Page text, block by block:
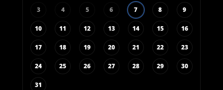
3 4 5 6 7 8 9
10 11 12 13 14 15 16
17 18 19 20 21 22 23
24 25 26 27 28 29 30
31